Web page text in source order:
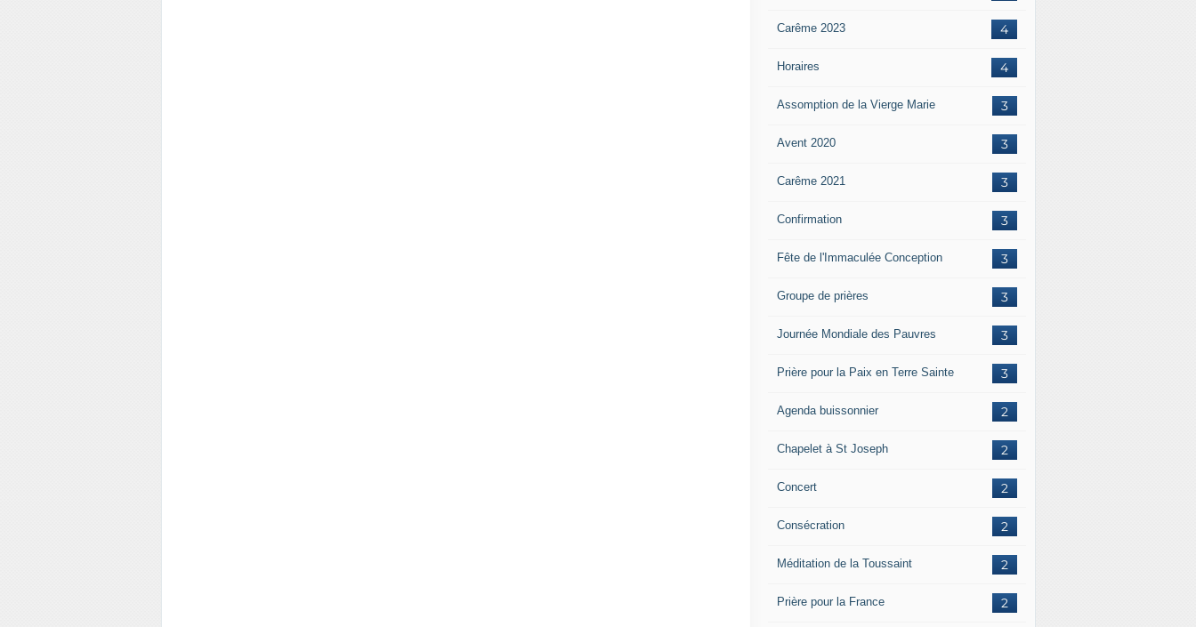
4
Carême 2023
4
Horaires
3
Assomption de la Vierge Marie
3
Avent 2020
3
Carême 2021
3
Confirmation
3
Fête de l'Immaculée Conception
3
Groupe de prières
3
Journée Mondiale des Pauvres
3
Prière pour la Paix en Terre Sainte
2
Agenda buissonnier
2
Chapelet à St Joseph
2
Concert
2
Consécration
2
Méditation de la Toussaint
2
Prière pour la France